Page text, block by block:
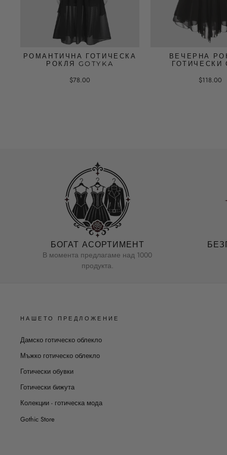
РОМАНТИЧНА ГОТИЧЕСКА
РОКЛЯ GOTYKA
$78.00
ВЕЧЕРНА
ГОТИЧЕСКИ
$118.00
БОГАТ АСОРТИМЕНТ
В момента предлагаме над 1000
продукта.
НАШЕТО ПРЕДЛОЖЕНИЕ
Дамско готическо облекло
Мъжко готическо облекло
Готически обувки
Готически бижута
Колекции - готическа мода
Gothic Store